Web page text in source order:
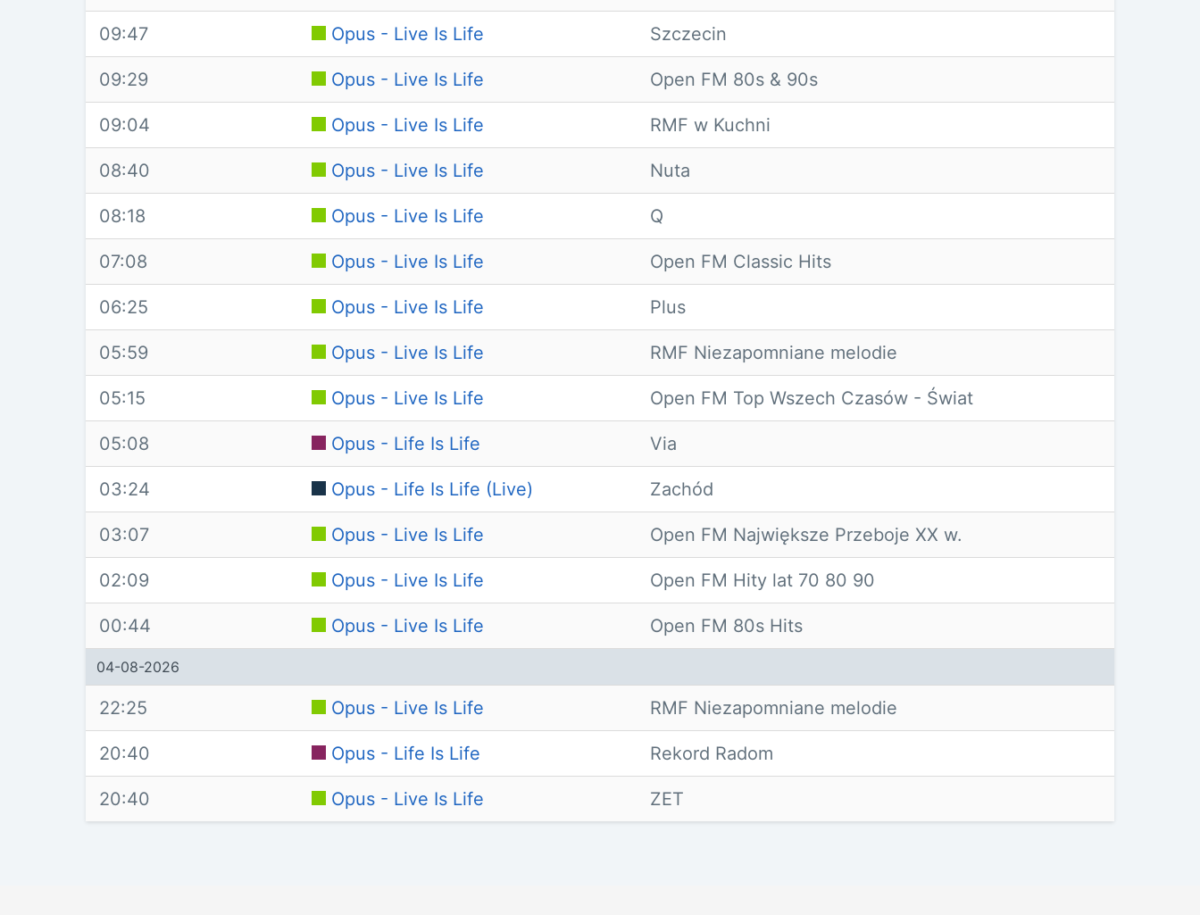
09:47 Opus - Live Is Life Szczecin
09:29 Opus - Live Is Life Open FM 80s & 90s
09:04 Opus - Live Is Life RMF w Kuchni
08:40 Opus - Live Is Life Nuta
08:18 Opus - Live Is Life Q
07:08 Opus - Live Is Life Open FM Classic Hits
06:25 Opus - Live Is Life Plus
05:59 Opus - Live Is Life RMF Niezapomniane melodie
05:15 Opus - Live Is Life Open FM Top Wszech Czasów - Świat
05:08 Opus - Life Is Life Via
03:24 Opus - Life Is Life (Live) Zachód
03:07 Opus - Live Is Life Open FM Największe Przeboje XX w.
02:09 Opus - Live Is Life Open FM Hity lat 70 80 90
00:44 Opus - Live Is Life Open FM 80s Hits
04-08-2026
22:25 Opus - Live Is Life RMF Niezapomniane melodie
20:40 Opus - Life Is Life Rekord Radom
20:40 Opus - Live Is Life ZET